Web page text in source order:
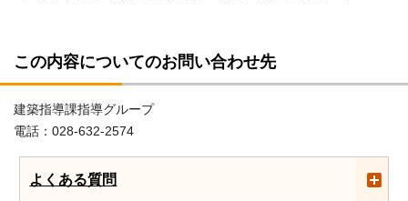
この内容についてのお問い合わせ先
建築指導課指導グループ
電話：028-632-2574
よくある質問